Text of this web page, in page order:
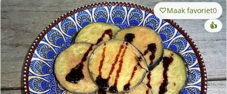
Maak favoriet0
👍